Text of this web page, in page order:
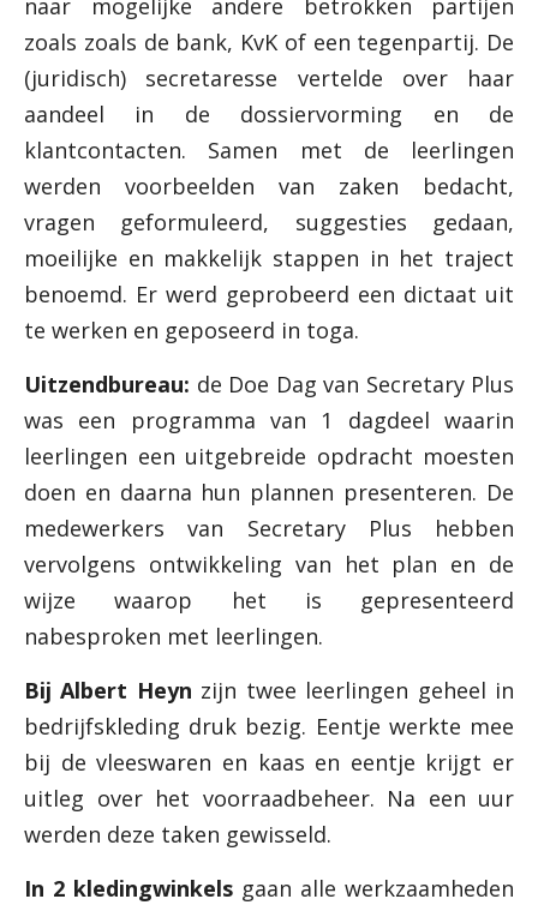
naar mogelijke andere betrokken partijen
zoals zoals de bank, KvK of een tegenpartij. De
(juridisch) secretaresse vertelde over haar
aandeel in de dossiervorming en de
klantcontacten. Samen met de leerlingen
werden voorbeelden van zaken bedacht,
vragen geformuleerd, suggesties gedaan,
moeilijke en makkelijk stappen in het traject
benoemd. Er werd geprobeerd een dictaat uit
te werken en geposeerd in toga.
Uitzendbureau: de Doe Dag van Secretary Plus
was een programma van 1 dagdeel waarin
leerlingen een uitgebreide opdracht moesten
doen en daarna hun plannen presenteren. De
medewerkers van Secretary Plus hebben
vervolgens ontwikkeling van het plan en de
wijze waarop het is gepresenteerd
nabesproken met leerlingen.
Bij Albert Heyn zijn twee leerlingen geheel in
bedrijfskleding druk bezig. Eentje werkte mee
bij de vleeswaren en kaas en eentje krijgt er
uitleg over het voorraadbeheer. Na een uur
werden deze taken gewisseld.
In 2 kledingwinkels gaan alle werkzaamheden